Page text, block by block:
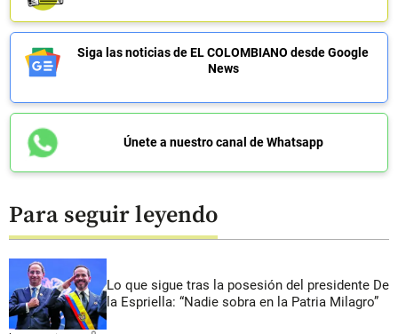
Siga las noticias de EL COLOMBIANO desde Google
News
Únete a nuestro canal de Whatsapp
Para seguir leyendo
Lo que sigue tras la posesión del presidente De
la Espriella: “Nadie sobra en la Patria Milagro”